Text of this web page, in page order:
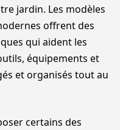
jardin. Les modèles
offrent des
qui aident les
équipements et
et organisés tout au
certains des